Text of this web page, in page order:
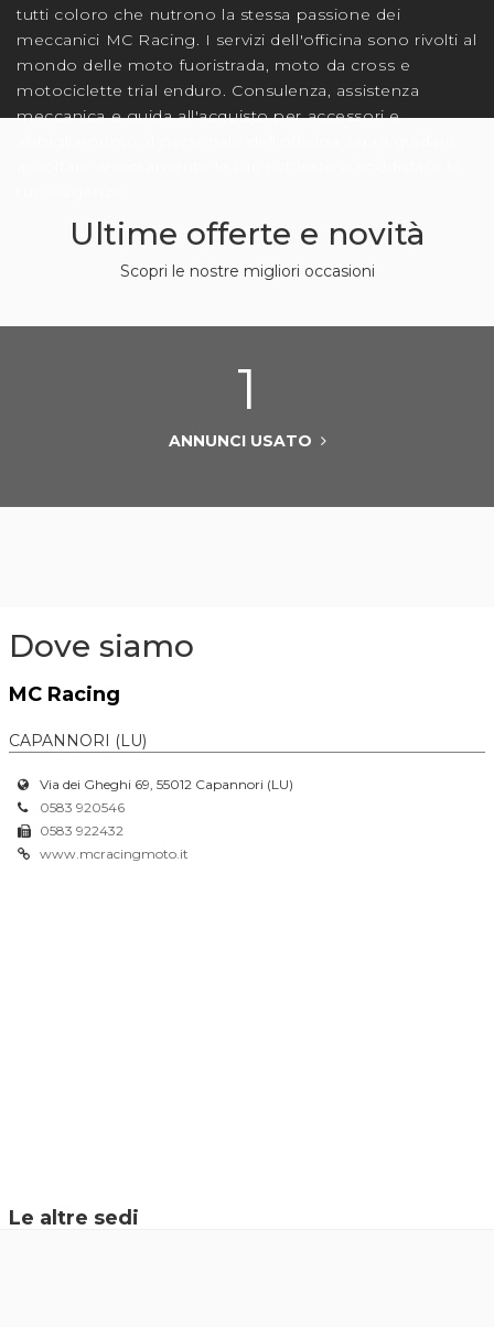
tutti coloro che nutrono la stessa passione dei
meccanici MC Racing. I servizi dell'officina sono rivolti al
mondo delle moto fuoristrada, moto da cross e
motociclette trial enduro. Consulenza, assistenza
meccanica e guida all'acquisto per accessori e
Ultime offerte e novità
Scopri le nostre migliori occasioni
1
ANNUNCI USATO
Dove siamo
MC Racing
CAPANNORI (LU)
Via dei Gheghi 69, 55012 Capannori (LU)
0583 920546
0583 922432
www.mcracingmoto.it
Le altre sedi